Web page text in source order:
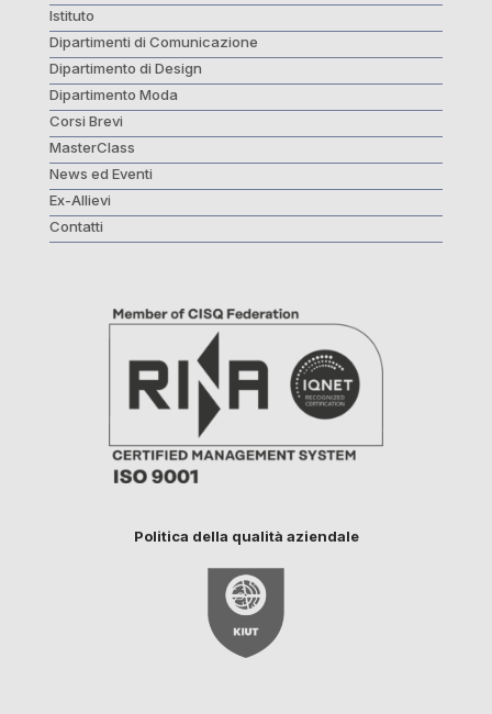
Istituto
Dipartimenti di Comunicazione
Dipartimento di Design
Dipartimento Moda
Corsi Brevi
MasterClass
News ed Eventi
Ex-Allievi
Contatti
Politica della qualità aziendale